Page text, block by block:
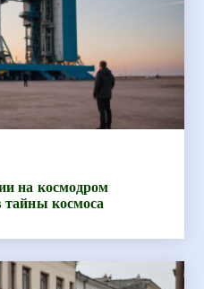
на космодром
тайны космоса